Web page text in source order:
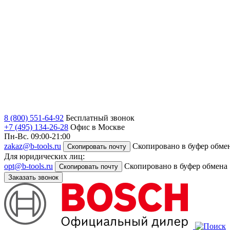
8 (800) 551-64-92 Бесплатный звонок
+7 (495) 134-26-28 Офис в Москве
Пн-Вс. 09:00-21:00
zakaz@b-tools.ru
Скопировать почту
Скопировано в буфер
Для юридических лиц:
opt@b-tools.ru
Скопировать почту Скопировано в буфер обмена
Заказать звонок